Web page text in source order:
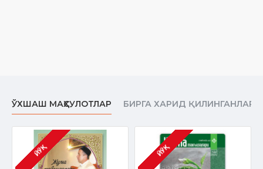
ЎХШАШ МАҲСУЛОТЛАР БИРГА ХАРИД ҚИЛИНГАНЛАР
ЙЎҚ ЙЎҚ